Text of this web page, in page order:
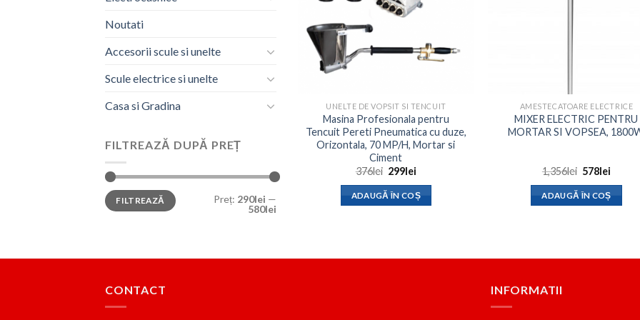
Noutati
Accesorii scule si unelte
Scule electrice si unelte
Casa si Gradina
FILTREAZĂ DUPĂ PREȚ
Preț
minim
Preț
maxim
FILTREAZĂ Preț: 290lei —
580lei
UNELTE DE VOPSIT SI TENCUIT
Masina Profesionala pentru
Tencuit Pereti Pneumatica cu duze,
Orizontala, 70 MP/H, Mortar si
Ciment
376lei Prețul
a
fost:
299leiPrețul
este:
299lei.
ADAUGĂ ÎN COȘ
AMESTECATOARE ELECTRICE
MIXER ELECTRIC PENTRU
MORTAR SI VOPSEA,
1,356lei Prețul
a
fost:
578lei
este:
578lei.
ADAUGĂ ÎN COȘ
CONTACT INFORMATII